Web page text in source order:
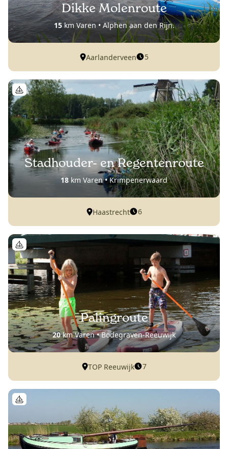
Dikke Molenroute
15km Varen • Alphen aan den Rijn.
Aarlanderveen 5
Stadhouder- en Regentenroute
18 km Varen • Krimpenerwaard
Haastrecht 6
Palingroute
20km Varen • Bodegraven-Reeuwijk
TOP Reeuwijk 7